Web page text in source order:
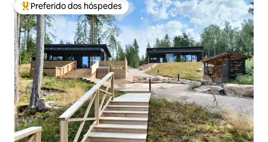
Entre os melhores preferidos dos hóspedes
Preferido dos hóspedes